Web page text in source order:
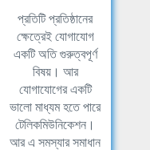
প্রতিটি প্রতিষ্ঠানের
ক্ষেত্রেই যোগাযোগ
একটি অতি গুরুত্বপূর্ণ
বিষয়। আর
যোগাযোগের একটি
ভালো মাধ্যম হতে পারে
টেলিকমিউনিকেশন।
আর এ সমস্যার সমাধান